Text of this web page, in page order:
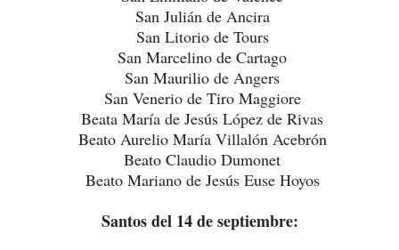
San Julián de Ancira
San Litorio de Tours
San Marcelino de Cartago
San Maurilio de Angers
San Venerio de Tiro Maggiore
Beata María de Jesús López de Rivas
Beato Aurelio María Villalón Acebrón
Beato Claudio Dumonet
Beato Mariano de Jesús Euse Hoyos
Santos del 14 de septiembre: